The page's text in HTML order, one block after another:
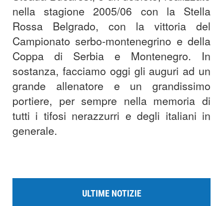
nella stagione 2005/06 con la Stella
Rossa Belgrado, con la vittoria del
Campionato serbo-montenegrino e della
Coppa di Serbia e Montenegro. In
sostanza, facciamo oggi gli auguri ad un
grande allenatore e un grandissimo
portiere, per sempre nella memoria di
tutti i tifosi nerazzurri e degli italiani in
generale.
ULTIME NOTIZIE